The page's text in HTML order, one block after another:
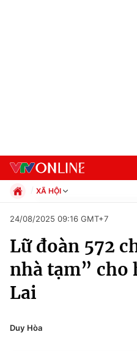
Chuyên mục
Chính trị
XÃ HỘI
Xã hội
Pháp luật
Thể thao
24/08/2025 09:16 GMT+7
Lữ đoàn 572
nhà tạm” cho
Lai
Duy Hòa